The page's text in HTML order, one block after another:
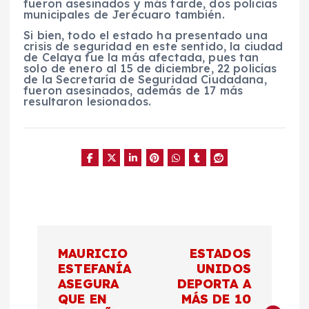
fueron asesinados y más tarde, dos policías
municipales de Jerécuaro también.
Si bien, todo el estado ha presentado una
crisis de seguridad en este sentido, la ciudad
de Celaya fue la más afectada, pues tan
solo de enero al 15 de diciembre, 22 policías
de la Secretaría de Seguridad Ciudadana,
fueron asesinados, además de 17 más
resultaron lesionados.
MAURICIO
ESTEFANÍA
ASEGURA
QUE EN
ESTADOS
UNIDOS
DEPORTA A
MÁS DE 10